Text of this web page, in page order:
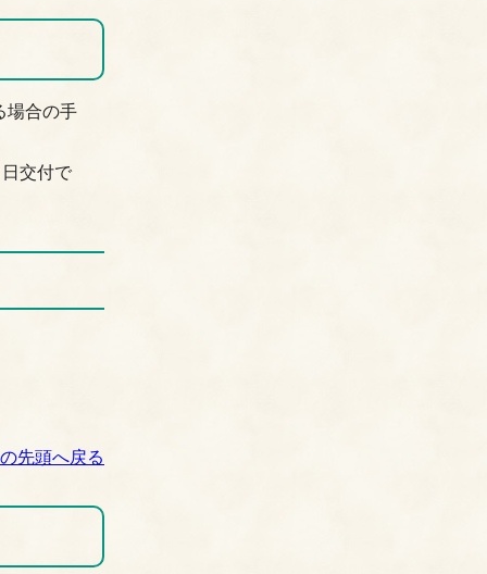
場合の手
交付で
先頭へ戻る